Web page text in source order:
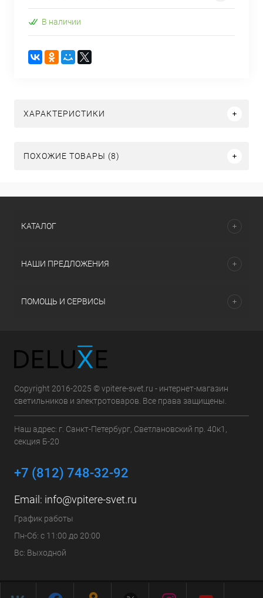
В наличии
ХАРАКТЕРИСТИКИ
ПОХОЖИЕ ТОВАРЫ (8)
КАТАЛОГ
НАШИ ПРЕДЛОЖЕНИЯ
ПОМОЩЬ И СЕРВИСЫ
Copyright 2016-2025 © vpitere-svet.ru - интернет-магазин
светильников и электротоваров. Все права защищены.
Наш адрес: г. Санкт-Петербург, Светлановский пр. 40к1,
секция Б-20
+7 (812) 748-32-92
Email: info@vpitere-svet.ru
График работы
Пн-Сб: с 11:00 до 20:00
Вс: Выходной